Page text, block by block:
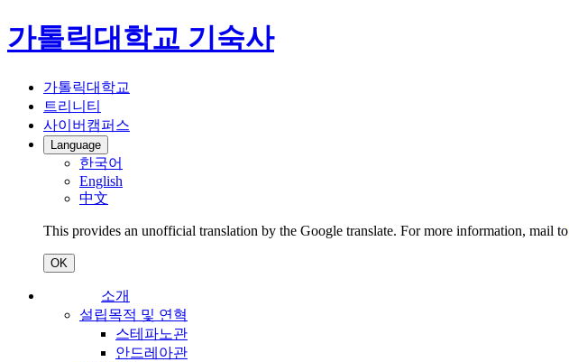
가톨릭대학교 기숙사
가톨릭대학교
트리니티
사이버캠퍼스
Language
한국어
English
中文
This provides an unofficial translation by the Google translate. For more information, mail to
OK
소개
설립목적 및 연혁
스테파노관
안드레아관